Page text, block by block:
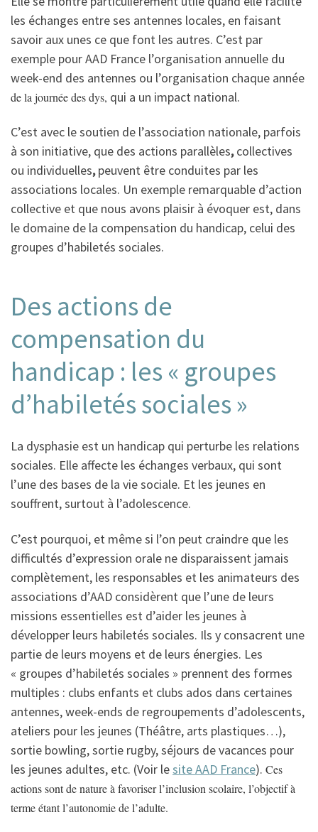
les échanges entre ses antennes locales, en faisant
savoir aux unes ce que font les autres. C’est par
exemple pour AAD France l’organisation annuelle du
week-end des antennes ou l’organisation chaque année
de la journée des dys, qui a un impact national.
C’est avec le soutien de l’association nationale, parfois
à son initiative, que des actions parallèles,collectives
ou individuelles,peuvent être conduites par les
associations locales. Un exemple remarquable d’action
collective et que nous avons plaisir à évoquer est, dans
le domaine de la compensation du handicap, celui des
groupes d’habiletés sociales.
Des actions de
compensation du
handicap : les « groupes
d’habiletés sociales »
La dysphasie est un handicap qui perturbe les relations
sociales. Elle affecte les échanges verbaux, qui sont
l’une des bases de la vie sociale. Et les jeunes en
souffrent, surtout à l’adolescence.
C’est pourquoi, et même si l’on peut craindre que les
difficultés d’expression orale ne disparaissent jamais
complètement, les responsables et les animateurs des
associations d’AAD considèrent que l’une de leurs
missions essentielles est d’aider les jeunes à
développer leurs habiletés sociales. Ils y consacrent une
partie de leurs moyens et de leurs énergies. Les
« groupes d’habiletés sociales » prennent des formes
multiples : clubs enfants et clubs ados dans certaines
antennes, week-ends de regroupements d’adolescents,
ateliers pour les jeunes (Théâtre, arts plastiques…),
sortie bowling, sortie rugby, séjours de vacances pour
les jeunes adultes, etc. (Voir lesite AAD France). Ces
actions sont de nature à favoriser l’inclusion scolaire, l’objectif à
terme étant l’autonomie de l’adulte.